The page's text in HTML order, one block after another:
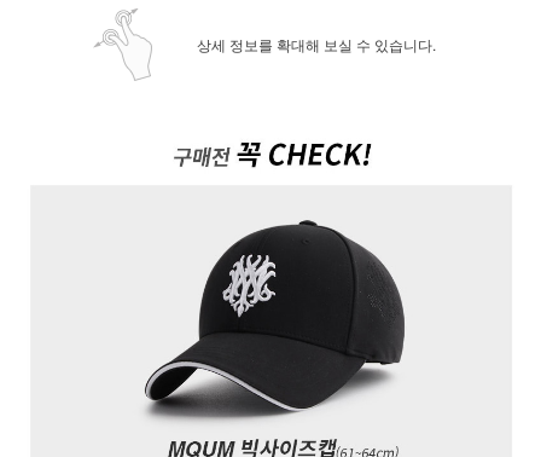
상세 정보를 확대해 보실 수 있습니다.